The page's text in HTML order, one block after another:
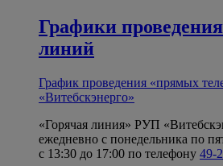
Графики
линий
График проведения «прямых
«Витебскэнерго»
«Горячая линия» РУП
ежедневно с понедельника по
с 13:30 до 17:00 по телефону 49-